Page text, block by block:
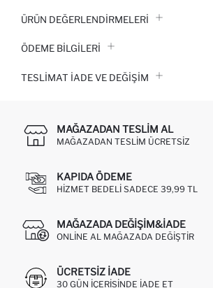
ÜRÜN DEĞERLENDİRMELERİ
ÖDEME BİLGİLERİ
TESLIMAT İADE VE DEĞIŞIM
MAĞAZADAN TESLIM AL
MAĞAZADAN TESLIM ÜCRETSIZ
KAPIDA ÖDEME
HIZMET BEDELI SADECE 39,99 TL
MAĞAZADA DEĞIŞIM&İADE
ONLINE AL MAĞAZADA DEĞIŞTIR
ÜCRETSIZ IADE
30 GÜN IÇERISINDE IADE ET